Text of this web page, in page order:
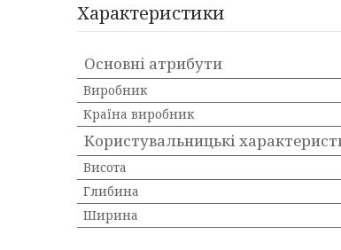
Характеристики
Основні атрибути
Виробник
Країна виробник
Користувальницькі
Висота
Глибина
Ширина